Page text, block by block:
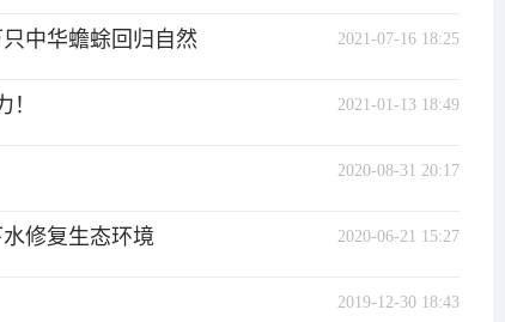
2021-07-16 18:25
中华蟾蜍回归自然
2021-01-13 18:49
2020-08-31 20:17
2020-06-21 15:27
修复生态环境
2019-12-30 18:43